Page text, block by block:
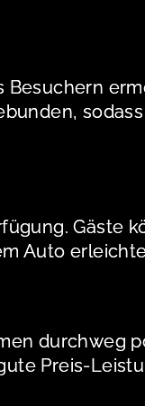
Gäste
Auto
durchweg
Preis-